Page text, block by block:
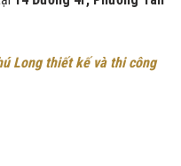
Long thiết kế và thi công